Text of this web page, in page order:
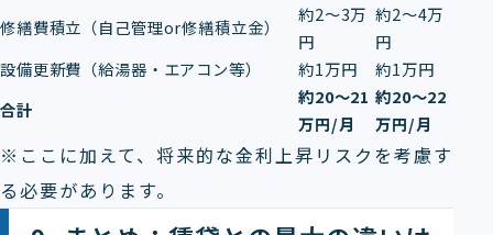
修繕費積立（自己管理or修繕積立金）
約2～3万
円
約2～4万
円
設備更新費（給湯器・エアコン等）
約1万円
約1万円
合計
約20～21
万円/月
約20～22
万円/月
※ここに加えて、将来的な金利上昇リスクを考慮す
る必要があります。